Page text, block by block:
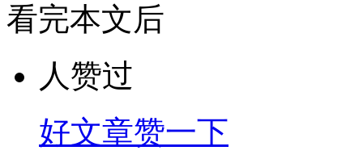
看完本文后
人赞过
好文章赞一下